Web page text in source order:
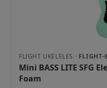
FLIGHT UKELELES · FLIGHT-
Mini BASS LITE SFG
Foam